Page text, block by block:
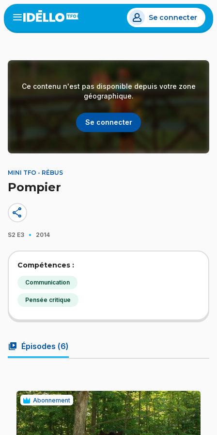
Aller
au
contenu
Open
menu
Se connecter
Ce contenu n'est pas disponible depuis votre zone
géographique.
Se connecter
MINI TFO - RÉBUS
Pompier
share
S2 E3 · 2014
Compétences :
Communication
Pensée critique
video_library Épisodes (6)
Abonnement